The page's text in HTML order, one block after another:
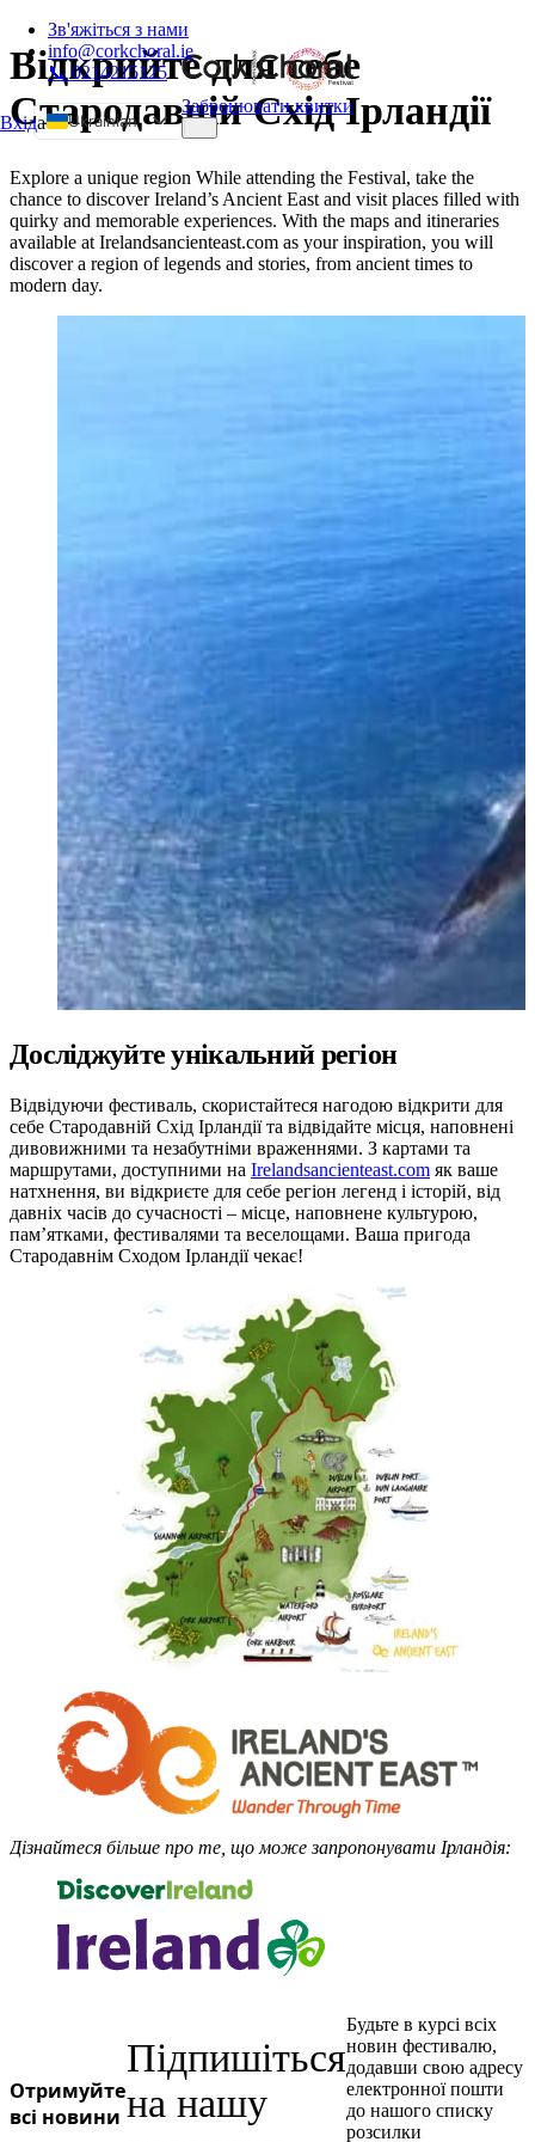
Зв'яжіться з нами
info@corkchoral.ie
📞 0214215125
Вхіда
Ukrainian
Bulgarian
Czech
Danish
German
Забронювати квитки
Відкрийте для себе
Стародавній Схід Ірландії
Explore a unique region While attending the Festival, take the
chance to discover Ireland’s Ancient East and visit places filled with
quirky and memorable experiences. With the maps and itineraries
available at Irelandsancienteast.com as your inspiration, you will
discover a region of legends and stories, from ancient times to
modern day.
Досліджуйте унікальний регіон
Відвідуючи фестиваль, скористайтеся нагодою відкрити для
себе Стародавній Схід Ірландії та відвідайте місця, наповнені
дивовижними та незабутніми враженнями. З картами та
маршрутами, доступними на Irelandsancienteast.com як ваше
натхнення, ви відкриєте для себе регіон легенд і історій, від
давніх часів до сучасності – місце, наповнене культурою,
пам’ятками, фестивалями та веселощами. Ваша пригода
Стародавнім Сходом Ірландії чекає!
Дізнайтеся більше про те, що може запропонувати Ірландія:
Отримуйте
всі новини
Підпишіться
на нашу
Будьте в курсі всіх
новин фестивалю,
додавши свою адресу
електронної пошти
до нашого списку
розсилки